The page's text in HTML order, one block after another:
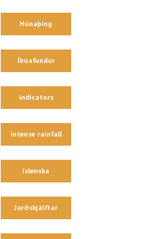
Húnaþing
Íbúafundur
indicators
intense rainfall
íslenska
Jarðskjálftar